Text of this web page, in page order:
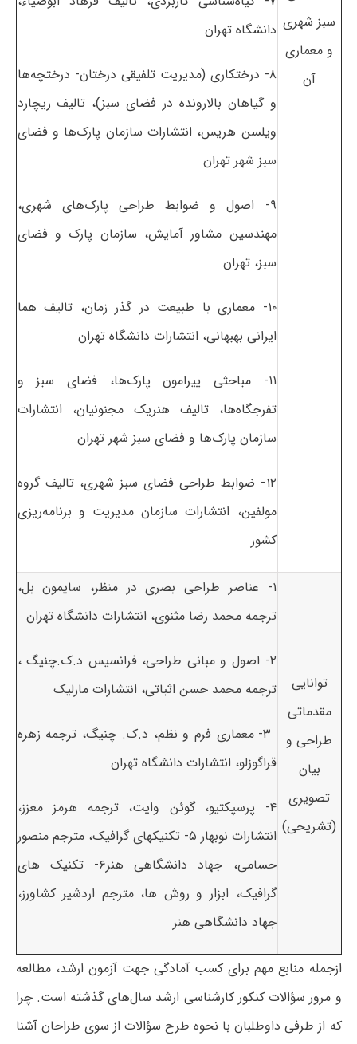
سبز شهری
و معماری
آن
دانشگاه تهران
۸- درختکاری (مدیریت تلفیقی درختان- درختچه‌ها
و گیاهان بالارونده در فضای سبز)، تالیف ریچارد
ویلسن هریس، انتشارات سازمان پارک‌ها و فضای
سبز شهر تهران
۹- اصول و ضوابط طراحی پارک‌های شهری،
مهندسین مشاور آمایش، سازمان پارک و فضای
سبز، تهران
۱۰- معماری با طبیعت در گذر زمان، تالیف هما
ایرانی بهبهانی، انتشارات دانشگاه تهران
۱۱- مباحثی پیرامون پارک‌ها، فضای سبز و
تفرجگاه‌ها، تالیف هنریک مجنونیان، انتشارات
سازمان پارک‌ها و فضای سبز شهر تهران
۱۲- ضوابط طراحی فضای سبز شهری، تالیف گروه
مولفین، انتشارات سازمان مدیریت و برنامه‌ریزی
کشور
توانایی
مقدماتی
طراحی و
بیان
تصویری
(تشریحی)
۱- عناصر طراحی بصری در منظر، سایمون بل،
ترجمه محمد رضا مثنوی، انتشارات دانشگاه تهران
۲- اصول و مبانی طراحی، فرانسیس د.ک.چنیگ ،
ترجمه محمد حسن اثباتی، انتشارات مارلیک
۳- معماری فرم و نظم، د.ک. چنیگ، ترجمه زهره
قراگوزلو، انتشارات دانشگاه تهران
۴- پرسپکتیو، گوئن وایت، ترجمه هرمز معزز،
انتشارات نوبهار ۵- تکنیکهای گرافیک، مترجم منصور
حسامی، جهاد دانشگاهی هنر۶- تکنیک های
گرافیک، ابزار و روش ها، مترجم اردشیر کشاورز،
جهاد دانشگاهی هنر
ازجمله منابع مهم برای کسب آمادگی جهت آزمون ارشد، مطالعه
و مرور سؤالات کنکور کارشناسی ارشد سال‌های گذشته است. چرا
که از طرفی داوطلبان با نحوه طرح سؤالات از سوی طراحان آشنا